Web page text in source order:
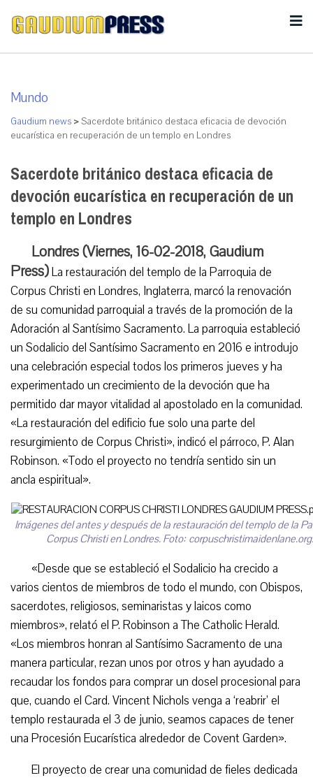
Mundo
Gaudium news >Sacerdote británico destaca eficacia de devoción
eucarística en recuperación de un templo en Londres
Sacerdote británico destaca eficacia de
devoción eucarística en recuperación de un
templo en Londres
Londres (Viernes, 16-02-2018, Gaudium
Press)La restauración del templo de la Parroquia de
Corpus Christi en Londres, Inglaterra, marcó la renovación
de su comunidad parroquial a través de la promoción de la
Adoración al Santísimo Sacramento. La parroquia estableció
un Sodalicio del Santísimo Sacramento en 2016 e introdujo
una celebración especial todos los primeros jueves y ha
experimentado un crecimiento de la devoción que ha
permitido dar mayor vitalidad al apostolado en la comunidad.
«La restauración del edificio fue solo una parte del
resurgimiento de Corpus Christi», indicó el párroco, P. Alan
Robinson. «Todo el proyecto no tendría sentido sin un
ancla espiritual».
Imágenes del antes y después de la restauración del templo de la
Corpus Christi en Londres. Foto:
«Desde que se estableció el Sodalicio ha crecido a
varios cientos de miembros de todo el mundo, con Obispos,
sacerdotes, religiosos, seminaristas y laicos como
miembros», relató el P. Robinson a The Catholic Herald.
«Los miembros honran al Santísimo Sacramento de una
manera particular, rezan unos por otros y han ayudado a
recaudar los fondos para comprar un dosel procesional para
que, cuando el Card. Vincent Nichols venga a ‘reabrir’ el
templo restaurada el 3 de junio, seamos capaces de tener
una Procesión Eucarística alrededor de Covent Garden».
El proyecto de crear una comunidad de fieles dedicada